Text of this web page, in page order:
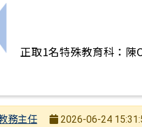
一筆：臺南市立西港國民
正取1名特殊教育科：陳
者務主任
2026-06-24